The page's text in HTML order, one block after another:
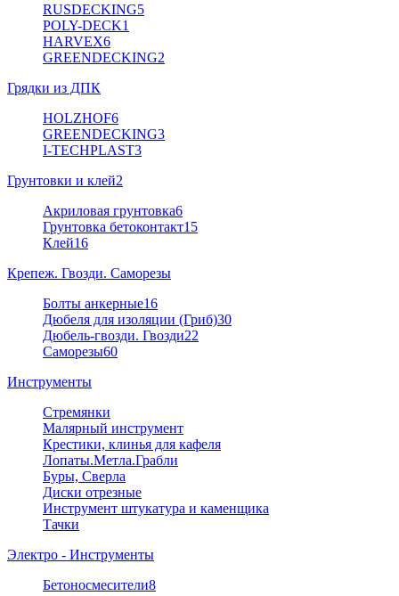
RUSDECKING5
POLY-DECK1
HARVEX6
GREENDECKING2
Грядки из ДПК
HOLZHOF6
GREENDECKING3
I-TECHPLAST3
Грунтовки и клей2
Акриловая грунтовка6
Грунтовка бетоконтакт15
Клей16
Крепеж. Гвозди. Саморезы
Болты анкерные16
Дюбеля для изоляции (Гриб)30
Дюбель-гвозди. Гвозди22
Саморезы60
Инструменты
Стремянки
Малярный инструмент
Крестики, клинья для кафеля
Лопаты.Метла.Грабли
Буры, Сверла
Диски отрезные
Инструмент штукатура и каменщика
Тачки
Электро - Инструменты
Бетоносмесители8